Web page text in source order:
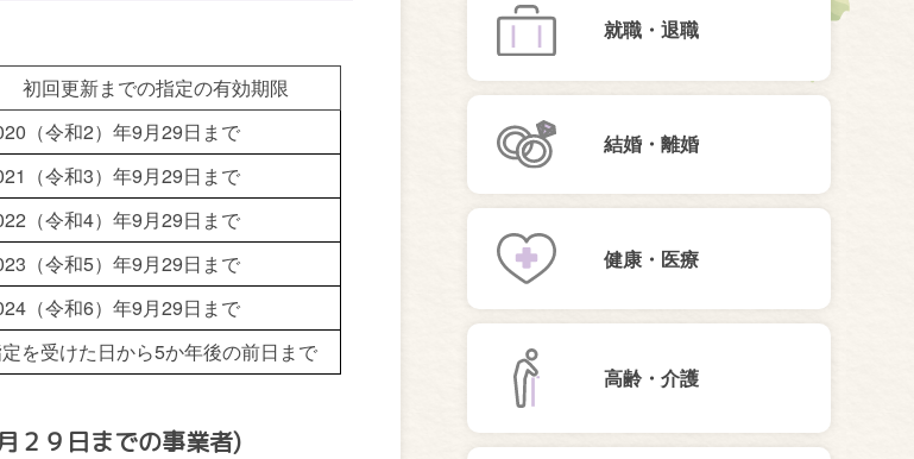
初回更新までの指定の有効期限
（令和2）年9月29日まで
（令和3）年9月29日まで
（令和4）年9月29日まで
（令和5）年9月29日まで
（令和6）年9月29日まで
を受けた日から5か年後の前日まで
２９日までの事業者)
就職・退職
結婚・離婚
健康・医療
高齢・介護